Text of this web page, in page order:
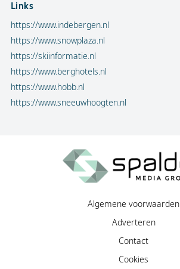
Links
https://www.indebergen.nl
https://www.snowplaza.nl
https://skiinformatie.nl
https://www.berghotels.nl
https://www.hobb.nl
https://www.sneeuwhoogten.nl
Algemene voorwaarden
Adverteren
Contact
Cookies